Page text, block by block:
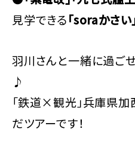
見学できる「soraかさい
羽川さんと一緒に過ご
♪
「鉄道×観光」兵庫県
だツアーです！